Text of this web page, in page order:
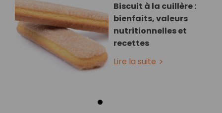
Biscuit à la cuillère :
bienfaits, valeurs
nutritionnelles et
recettes
Lire la suite